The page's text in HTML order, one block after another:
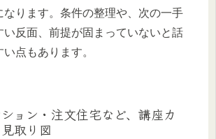
なります。条件の整理や、次の一手
い反面、前提が固まっていないと話
点もあります。
ョン・注文住宅など、講座カ
取り図